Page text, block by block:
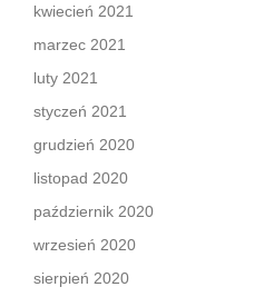
kwiecień 2021
marzec 2021
luty 2021
styczeń 2021
grudzień 2020
listopad 2020
październik 2020
wrzesień 2020
sierpień 2020